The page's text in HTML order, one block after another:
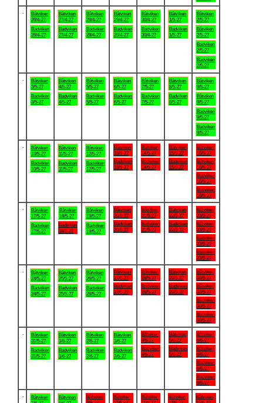
Båtviken
26/4-27
Badviken
26/4-27
Båtviken
27/4-27
Badviken
27/4-27
Båtviken
28/4-27
Badviken
28/4-27
Båtviken
29/4-27
Badviken
29/4-27
Båtviken
30/4-27
Badviken
30/4-27
Båtviken
1/5-27
Badviken
1/5-27
Båtviken
2/5-27
Båtviken
2/5-27
Badviken
2/5-27
Badviken
2/5-27
Båtviken
3/5-27
Badviken
3/5-27
Båtviken
4/5-27
Badviken
4/5-27
Båtviken
5/5-27
Badviken
5/5-27
Båtviken
6/5-27
Badviken
6/5-27
Båtviken
7/5-27
Badviken
7/5-27
Båtviken
8/5-27
Badviken
8/5-27
Båtviken
9/5-27
Båtviken
9/5-27
Badviken
9/5-27
Badviken
9/5-27
Båtviken
10/5-27
Badviken
10/5-27
Båtviken
11/5-27
Badviken
11/5-27
Båtviken
12/5-27
Badviken
12/5-27
Båtviken
13/5-27
Badviken
13/5-27
Båtviken
14/5-27
Badviken
14/5-27
Båtviken
15/5-27
Badviken
15/5-27
Båtviken
16/5-27
Båtviken
16/5-27
Badviken
16/5-27
Badviken
16/5-27
Båtviken
17/5-27
Badviken
17/5-27
Båtviken
18/5-27
Badviken
18/5-27
Båtviken
19/5-27
Badviken
19/5-27
Båtviken
20/5-27
Badviken
20/5-27
Båtviken
21/5-27
Badviken
21/5-27
Båtviken
22/5-27
Badviken
22/5-27
Båtviken
23/5-27
Båtviken
23/5-27
Badviken
23/5-27
Badviken
23/5-27
Båtviken
24/5-27
Badviken
24/5-27
Båtviken
25/5-27
Badviken
25/5-27
Båtviken
26/5-27
Badviken
26/5-27
Båtviken
27/5-27
Badviken
27/5-27
Båtviken
28/5-27
Badviken
28/5-27
Båtviken
29/5-27
Badviken
29/5-27
Båtviken
30/5-27
Båtviken
30/5-27
Badviken
30/5-27
Badviken
30/5-27
Båtviken
31/5-27
Badviken
31/5-27
Båtviken
1/6-27
Badviken
1/6-27
Båtviken
2/6-27
Badviken
2/6-27
Båtviken
3/6-27
Badviken
3/6-27
Båtviken
4/6-27
Badviken
4/6-27
Båtviken
5/6-27
Badviken
5/6-27
Båtviken
6/6-27
Båtviken
6/6-27
Badviken
6/6-27
Badviken
6/6-27
Båtviken
Båtviken
Båtviken
Båtviken
Båtviken
Båtviken
Båtviken